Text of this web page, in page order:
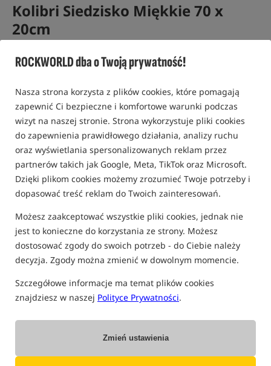
ROCKWORLD dba o Twoją prywatność!
Nasza strona korzysta z plików cookies, które pomagają
zapewnić Ci bezpieczne i komfortowe warunki podczas
wizyt na naszej stronie. Strona wykorzystuje pliki cookies
do zapewnienia prawidłowego działania, analizy ruchu
oraz wyświetlania spersonalizowanych reklam przez
partnerów takich jak Google, Meta, TikTok oraz Microsoft.
Dzięki plikom cookies możemy zrozumieć Twoje potrzeby i
dopasować treść reklam do Twoich zainteresowań.
Możesz zaakceptować wszystkie pliki cookies, jednak nie
jest to konieczne do korzystania ze strony. Możesz
dostosować zgody do swoich potrzeb - do Ciebie należy
decyzja. Zgody można zmienić w dowolnym momencie.
Szczegółowe informacje ma temat plików cookies
znajdziesz w naszej Polityce Prywatności.
Zmień ustawienia
Kolibri Siedzisko Miękkie 70 x
20cm
0,0